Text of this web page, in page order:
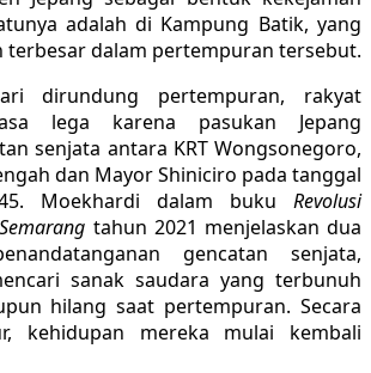
adalah di Kampung Batik, yang
terbesar dalam pertempuran tersebut.
dirundung pertempuran, rakyat
lega karena pasukan Jepang
senjata antara KRT Wongsonegoro,
dan Mayor Shiniciro pada tanggal
Moekhardi dalam buku Revolusi
tahun 2021 menjelaskan dua
gencatan senjata,
sanak saudara yang terbunuh
hilang saat pertempuran. Secara
kehidupan mereka mulai kembali